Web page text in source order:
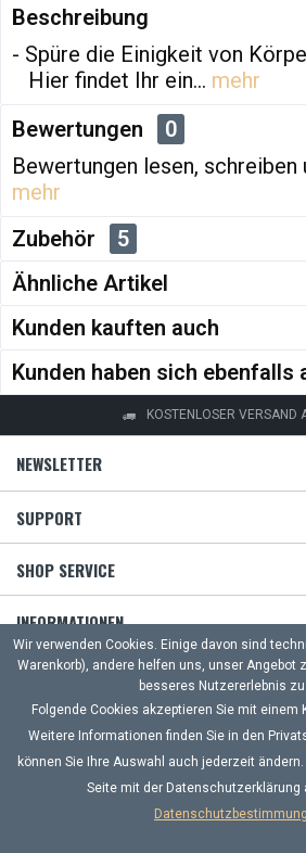
Beschreibung
- Spüre die Einigkeit von
Hier findet Ihr ein... mehr
Bewertungen
0
Bewertungen lesen, schreiben
mehr
Zubehör
5
Ähnliche Artikel
Kunden kauften auch
Kunden haben sich ebenfalls
KOSTENLOSER VERSAND
NEWSLETTER
SUPPORT
SHOP SERVICE
INFORMATIONEN
ZAHLUNG & VERSAND
UNSERE ZAHLUNGSARTEN
Häufige Fragen Kontakt
Versand und
Wir verwenden Cookies. Einige davon sind
Warenkorb), andere helfen uns, unser Angebot
besseres Nutzererlebnis
Folgende Cookies akzeptieren Sie mit einem
Weitere Informationen finden Sie in den
können Sie Ihre Auswahl auch jederzeit
Seite mit der Datenschutzerklärung